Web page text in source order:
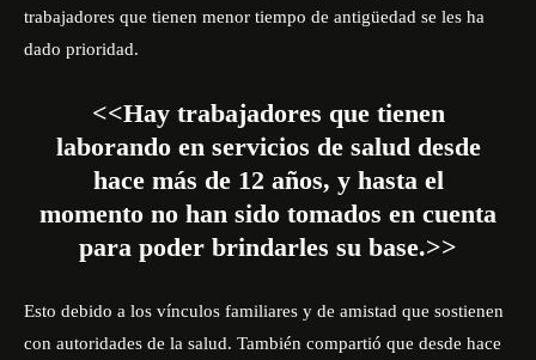
trabajadores que tienen menor tiempo de antigüedad se les ha
dado prioridad.
<<Hay trabajadores que tienen
laborando en servicios de salud desde
hace más de 12 años, y hasta el
momento no han sido tomados en cuenta
para poder brindarles su base.>>
Esto debido a los vínculos familiares y de amistad que sostienen
con autoridades de la salud. También compartió que desde hace